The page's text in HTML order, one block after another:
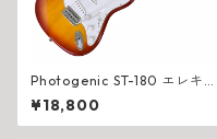
Photogenic ST-180 エレキギ
ター 初心者セット 10Wアンプ
教則DVD チューナー付き スト
ラトタイプ
¥18,800